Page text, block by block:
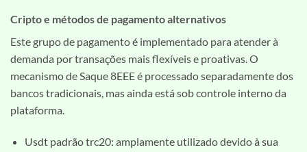
Cripto e métodos de pagamento alternativos
Este grupo de pagamento é implementado para atender à
demanda por transações mais flexíveis e proativas. O
mecanismo de Saque 8EEE é processado separadamente dos
bancos tradicionais, mas ainda está sob controle interno da
plataforma.
Usdt padrão trc20: amplamente utilizado devido à sua